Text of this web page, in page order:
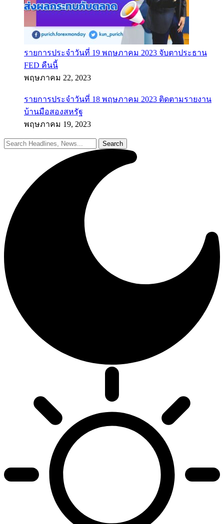
รายการประจำวันที่ 19 พฤษภาคม 2023 จับตาประธาน
FED คืนนี้
พฤษภาคม 22, 2023
รายการประจำวันที่ 18 พฤษภาคม 2023 ติดตามรายงาน
บ้านมือสองสหรัฐ
พฤษภาคม 19, 2023